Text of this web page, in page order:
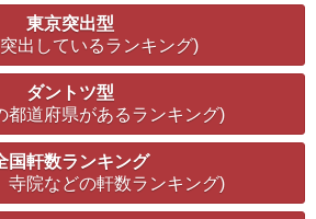
東京突出型
出しているランキング)
ダントツ型
都道府県があるランキング)
国軒数ランキング
寺院などの軒数ランキング)